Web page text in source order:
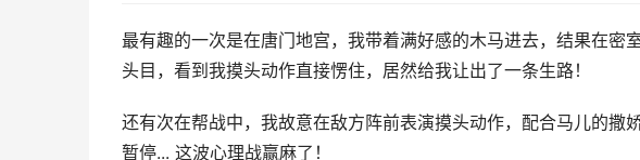
最有趣的一次是在唐门地宫，我带着满好感的木马进去，结果在密
头目，看到我摸头动作直接愣住，居然给我让出了一条生路！
还有次在帮战中，我故意在敌方阵前表演摸头动作，配合马儿的撒
暂停... 这波心理战赢麻了！